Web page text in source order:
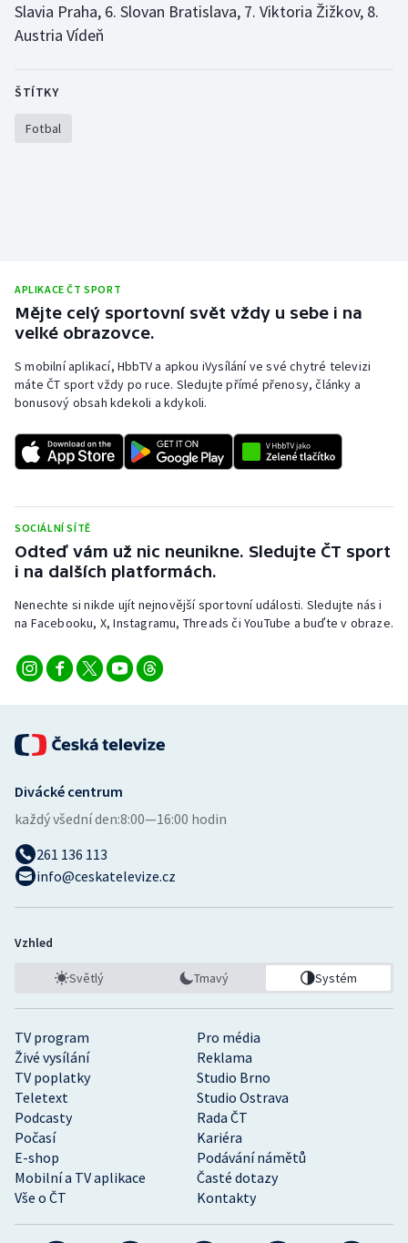
Slavia Praha, 6. Slovan Bratislava, 7. Viktoria Žižkov, 8.
Austria Vídeň
ŠTÍTKY
Fotbal
APLIKACE ČT SPORT
Mějte celý sportovní svět vždy u sebe i na
velké obrazovce.
S mobilní aplikací, HbbTV a apkou iVysílání ve své chytré televizi
máte ČT sport vždy po ruce. Sledujte přímé přenosy, články a
bonusový obsah kdekoli a kdykoli.
SOCIÁLNÍ SÍTĚ
Odteď vám už nic neunikne. Sledujte ČT sport
i na dalších platformách.
Nenechte si nikde ujít nejnovější sportovní události. Sledujte nás i
na Facebooku, X, Instagramu, Threads či YouTube a buďte v obraze.
TV program
Pro média
Živé vysílání
Reklama
TV poplatky
Studio Brno
Teletext
Studio Ostrava
Podcasty
Rada ČT
Počasí
Kariéra
E-shop
Podávání námětů
Mobilní a TV aplikace
Časté dotazy
Vše o ČT
Kontakty
Divácké centrum
každý všední den:8:00—16:00 hodin
261 136 113
info@ceskatelevize.cz
Vzhled
Světlý Tmavý Systém